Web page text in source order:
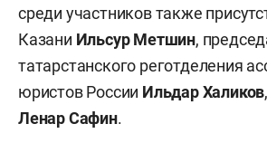
среди участников также
Казани Ильсур Метшин,
татарстанского реготделения
юристов России Ильдар Халиков
Ленар Сафин.